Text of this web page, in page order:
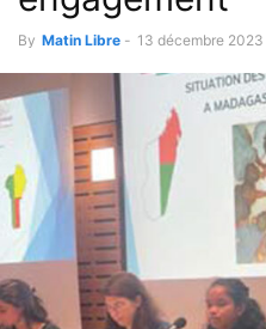
By Matin Libre - 13 décembre 2023